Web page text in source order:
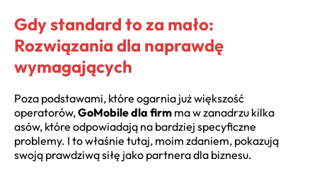
Gdy standard to za mało:
Rozwiązania dla naprawdę
wymagających
Poza podstawami, które ogarnia już większość
operatorów,GoMobile dla firm ma w zanadrzu kilka
asów, które odpowiadają na bardziej specyficzne
problemy. I to właśnie tutaj, moim zdaniem, pokazują
swoją prawdziwą siłę jako partnera dla biznesu.